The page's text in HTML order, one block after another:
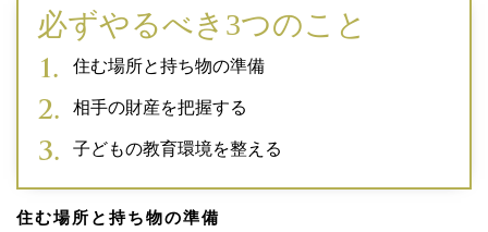
必ずやるべき3つのこと
住む場所と持ち物の準備
相手の財産を把握する
子どもの教育環境を整える
住む場所と持ち物の準備